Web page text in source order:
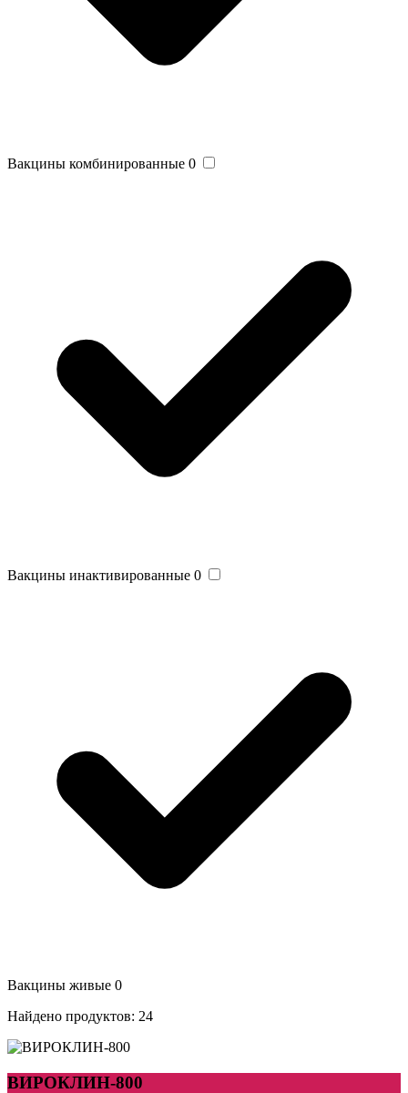
Вакцины комбинированные 0
Вакцины инактивированные 0
Вакцины живые 0
Найдено продуктов: 24
ВИРОКЛИН-800